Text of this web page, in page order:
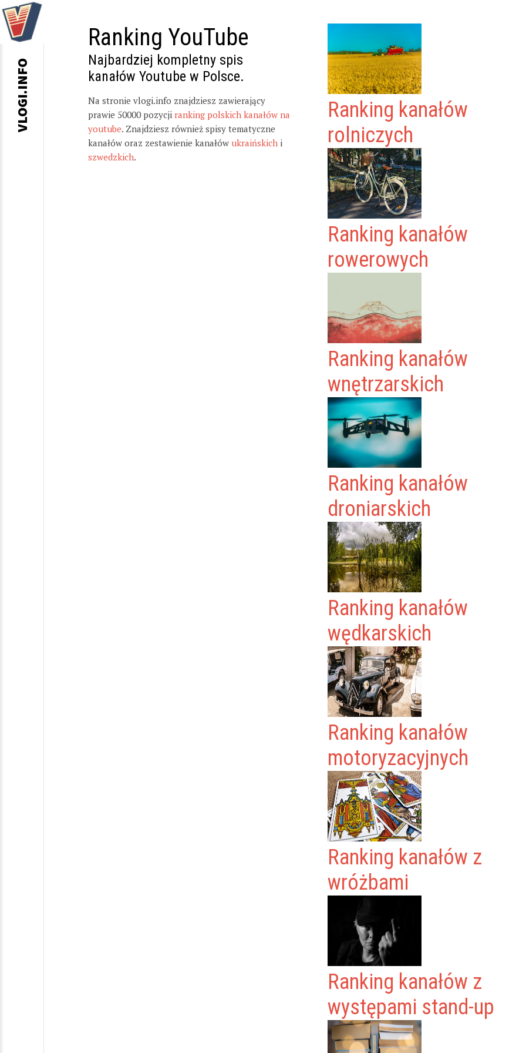
Ranking YouTube
Najbardziej kompletny spis
kanałów Youtube w Polsce.
Na stronie vlogi.info znajdziesz zawierający
prawie 50000 pozycji ranking polskich kanałów na
youtube. Znajdziesz również spisy tematyczne
kanałów oraz zestawienie kanałów ukraińskich i
szwedzkich.
Ranking kanałów
rolniczych
Ranking kanałów
rowerowych
Ranking kanałów
wnętrzarskich
Ranking kanałów
droniarskich
Ranking kanałów
wędkarskich
Ranking kanałów
motoryzacyjnych
Ranking kanałów z
wróżbami
Ranking kanałów z
występami stand-up
VLOGI.INFO